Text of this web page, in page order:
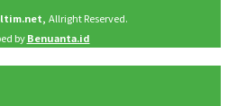
Allright Reserved.
byBenuanta.id